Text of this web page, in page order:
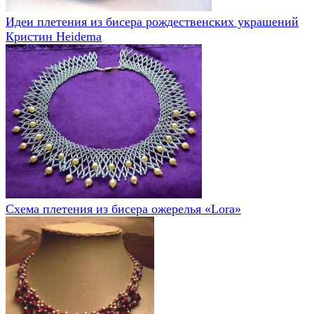
Идеи плетения из бисера рождественских украшений
Кристин Heidema
Схема плетения из бисера ожерелья «Lora»